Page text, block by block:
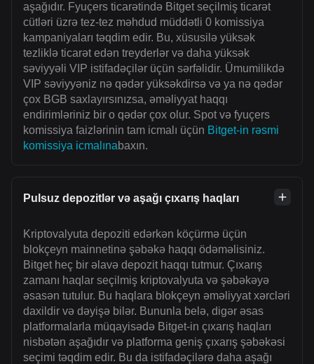
aşağıdır. Fyuçers ticarətində Bitget seçilmiş ticarət
cütləri üzrə tez-tez məhdud müddətli 0 komissiya
kampaniyaları təqdim edir. Bu, xüsusilə yüksək
tezliklə ticarət edən treyderlər və daha yüksək
səviyyəli VIP istifadəçilər üçün sərfəlidir. Ümumilikdə
VIP səviyyəniz nə qədər yüksəkdirsə və ya nə qədər
çox BGB saxlayırsınızsa, əməliyyat haqqı
endirimləriniz bir o qədər çox olur. Spot və fyuçers
komissiya faizlərinin tam icmalı üçün Bitget-in rəsmi
komissiya icmalınabaxın.
Pulsuz depozitlər və aşağı çıxarış haqları
Kriptovalyuta depoziti edərkən köçürmə üçün
blokçeyn mainnetinə şəbəkə haqqı ödəməlisiniz.
Bitget heç bir əlavə depozit haqqı tutmur. Çıxarış
zamanı haqlar seçilmiş kriptovalyuta və şəbəkəyə
əsasən tutulur. Bu haqlara blokçeyn əməliyyat xərcləri
daxildir və dəyişə bilər. Bununla belə, digər əsas
platformalarla müqayisədə Bitget-in çıxarış haqları
nisbətən aşağıdır və platforma geniş çıxarış şəbəkəsi
seçimi təqdim edir. Bu da istifadəçilərə daha aşağı